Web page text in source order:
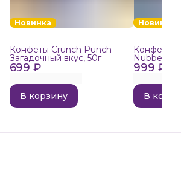
Новинка
699 ₽
Конфеты Crunch Punch
Загадочный вкус, 50г
В корзину
Новинка
999 ₽
Конфеты
Nubbee
В